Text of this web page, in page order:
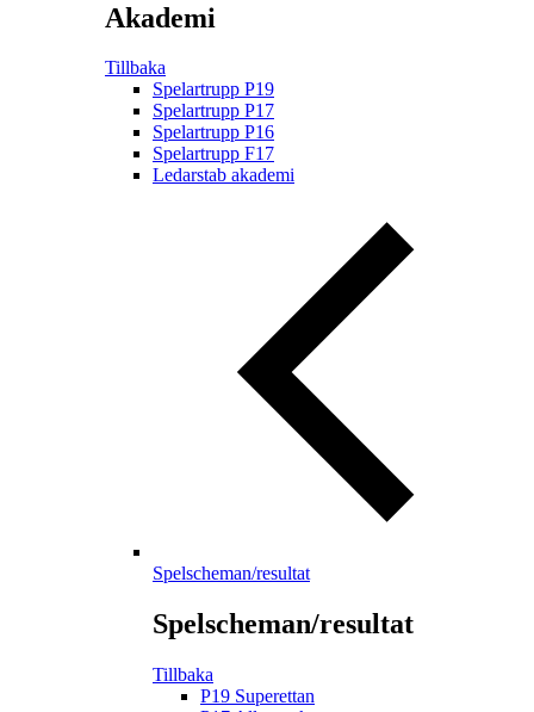
Akademi
Tillbaka
Spelartrupp P19
Spelartrupp P17
Spelartrupp P16
Spelartrupp F17
Ledarstab akademi
Spelscheman/resultat
Spelscheman/resultat
Tillbaka
P19 Superettan